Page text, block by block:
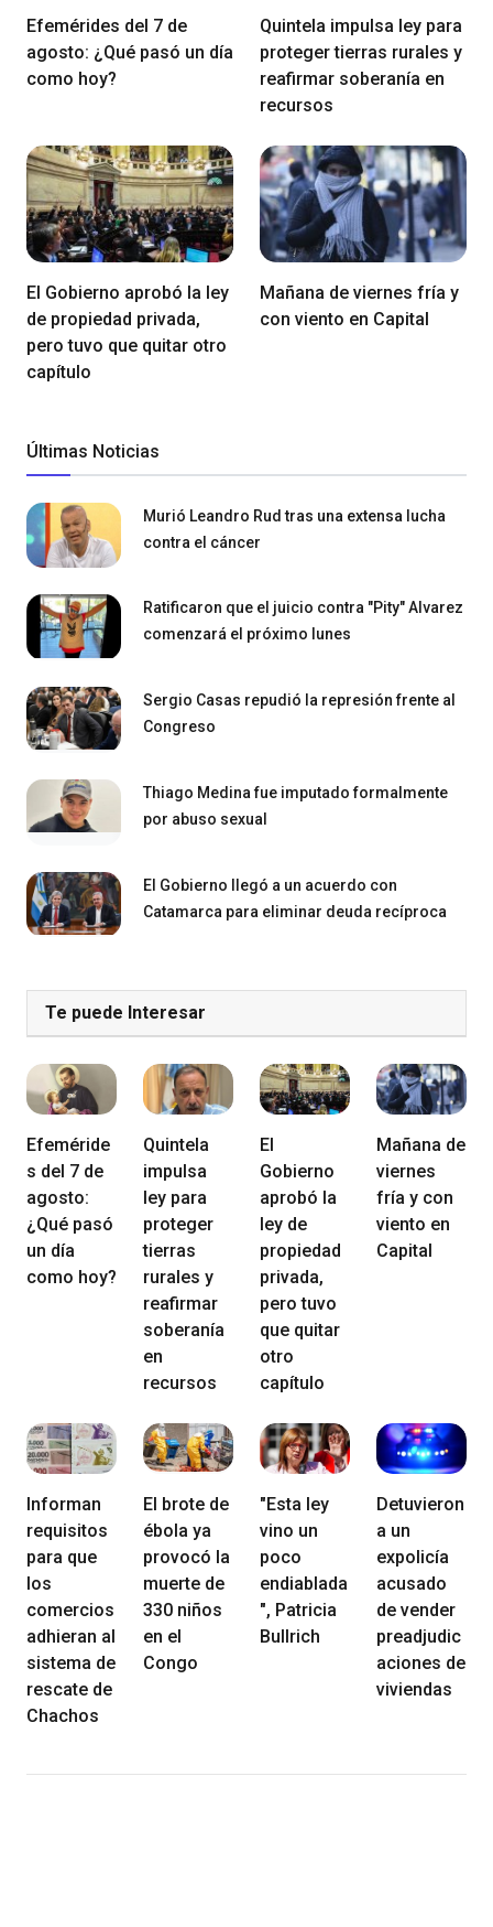
Efemérides del 7 de
agosto: ¿Qué pasó un día
como hoy?
Quintela impulsa ley para
proteger tierras rurales y
reafirmar soberanía en
recursos
El Gobierno aprobó la ley
de propiedad privada,
pero tuvo que quitar otro
capítulo
Mañana de viernes fría y
con viento en Capital
Últimas Noticias
Murió Leandro Rud tras una extensa lucha
contra el cáncer
Ratificaron que el juicio contra "Pity" Alvarez
comenzará el próximo lunes
Sergio Casas repudió la represión frente al
Congreso
Thiago Medina fue imputado formalmente
por abuso sexual
El Gobierno llegó a un acuerdo con
Catamarca para eliminar deuda recíproca
Te puede Interesar
Efeméride
s del 7 de
agosto:
¿Qué pasó
un día
como hoy?
Quintela
impulsa
ley para
proteger
tierras
rurales y
reafirmar
soberanía
en
recursos
El
Gobierno
aprobó la
ley de
propiedad
privada,
pero tuvo
que quitar
otro
capítulo
Mañana de
viernes
fría y con
viento en
Capital
Informan
requisitos
para que
los
comercios
adhieran al
sistema de
rescate de
Chachos
El brote de
ébola ya
provocó la
muerte de
330 niños
en el
Congo
"Esta ley
vino un
poco
endiablada
", Patricia
Bullrich
Detuvieron
a un
expolicía
acusado
de vender
preadjudic
aciones de
viviendas